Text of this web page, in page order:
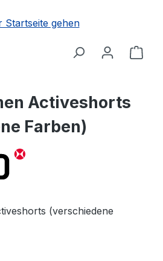
Activeshorts
Farben)